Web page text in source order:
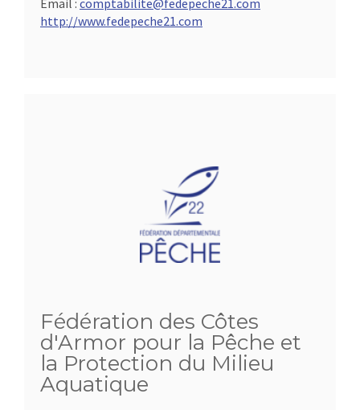
http://www.fedepeche21.com
Fédération des Côtes
d'Armor pour la Pêche et
la Protection du Milieu
Aquatique